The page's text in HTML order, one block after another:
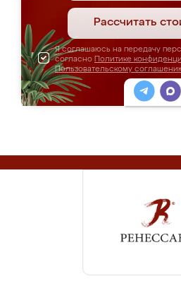
Рассчитать
Я соглашаюсь на передачу
согласно Политике
Пользовательскому